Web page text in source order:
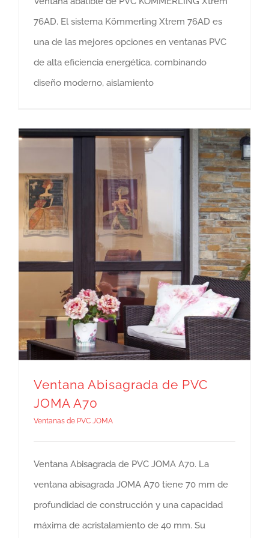
76AD. El sistema Kömmerling Xtrem 76AD es
una de las mejores opciones en ventanas PVC
de alta eficiencia energética, combinando
diseño moderno, aislamiento
Ventana Abisagrada de PVC
JOMA A70
Ventanas de PVC JOMA
Ventana Abisagrada de PVC JOMA A70. La
ventana abisagrada JOMA A70 tiene 70 mm de
profundidad de construcción y una capacidad
máxima de acristalamiento de 40 mm. Su